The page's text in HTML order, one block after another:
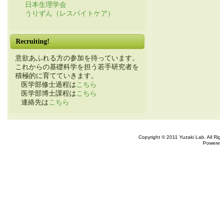
日本生理学会
うりずん（レスパイトケア）
Recruiting!
意欲あふれる方の参加を待っています。
これからの基礎科学を担う若手研究者を
積極的に育てていきます。
医学部修士過程は こちら
医学部博士課程は こちら
連絡先は こちら
Copyright © 2011 Yuzaki Lab. All